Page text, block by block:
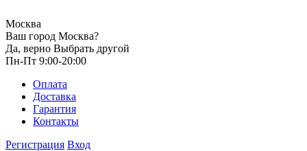
Москва
Ваш город Москва?
Да, верно Выбрать другой
Пн-Пт 9:00-20:00
Оплата
Доставка
Гарантия
Контакты
Регистрация Вход